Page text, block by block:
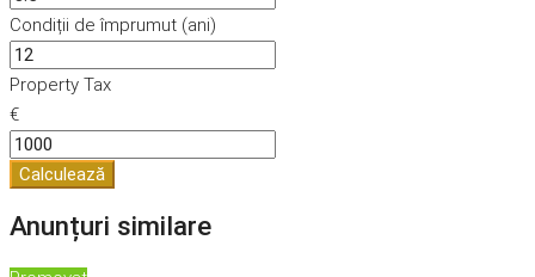
Condiții de împrumut (ani)
Property Tax
€
Calculează
Anunțuri similare